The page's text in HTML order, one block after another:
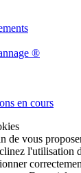
®
en cours
de vous
l'utilisation